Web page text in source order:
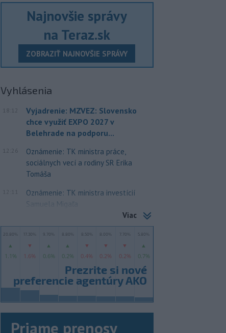
Najnovšie správy
na Teraz.sk
ZOBRAZIŤ NAJNOVŠIE SPRÁVY
Vyhlásenia
18:12
Vyjadrenie: MZVEZ: Slovensko
chce využiť EXPO 2027 v
Belehrade na podporu...
12:26
Oznámenie: TK ministra práce,
sociálnych vecí a rodiny SR Erika
Tomáša
Oznámenie: TK ministra investícií
Samuela Migaľa
Viac
Priame prenosy